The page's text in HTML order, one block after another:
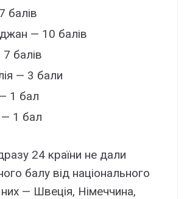
балів
— 10 балів
балів
— 3 бали
1 бал
1 бал
24 країни не дали
балу від національного
— Швеція, Німеччина,